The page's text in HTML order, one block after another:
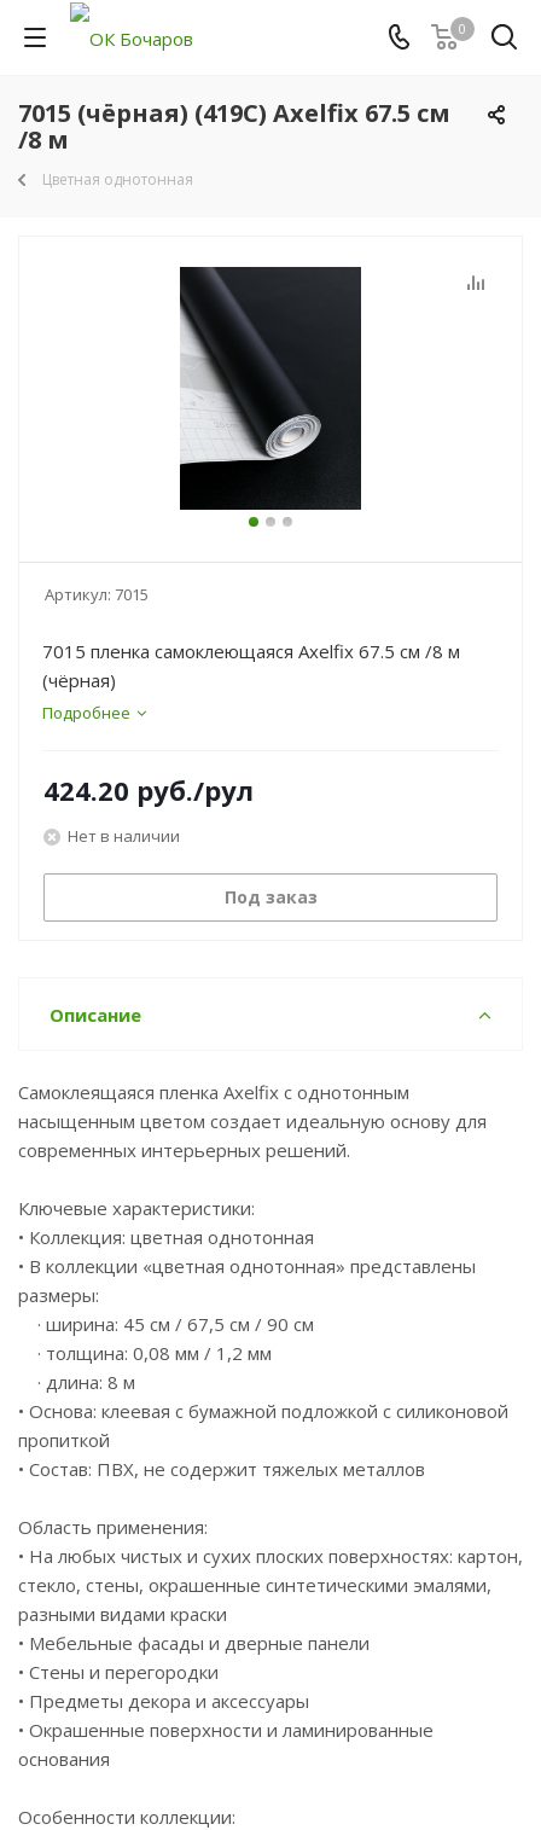
0
7015 (чёрная) (419C) Axelfix 67.5 см
/8 м
Цветная однотонная
Артикул: 7015
7015 пленка самоклеющаяся Axelfix 67.5 см /8 м
(чёрная)
Подробнее
424.20 руб./рул
Нет в наличии
Под заказ
Описание
Самоклеящаяся пленка Axelfix с однотонным
насыщенным цветом создает идеальную основу для
современных интерьерных решений.
Ключевые характеристики:
• Коллекция: цветная однотонная
• В коллекции «цветная однотонная» представлены
размеры:
· ширина: 45 см / 67,5 см / 90 см
· толщина: 0,08 мм / 1,2 мм
· длина: 8 м
• Основа: клеевая с бумажной подложкой с силиконовой
пропиткой
• Состав: ПВХ, не содержит тяжелых металлов
Область применения:
• На любых чистых и сухих плоских поверхностях: картон,
стекло, стены, окрашенные синтетическими эмалями,
разными видами краски
• Мебельные фасады и дверные панели
• Стены и перегородки
• Предметы декора и аксессуары
• Окрашенные поверхности и ламинированные
основания
Особенности коллекции: